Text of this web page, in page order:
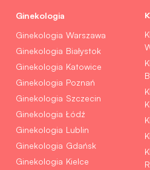
Ginekologia
Ginekologia Warszawa
Ginekologia Białystok
Ginekologia Katowice
Ginekologia Poznań
Ginekologia Szczecin
Ginekologia Łódź
Ginekologia Lublin
Ginekologia Gdańsk
Ginekologia Kielce